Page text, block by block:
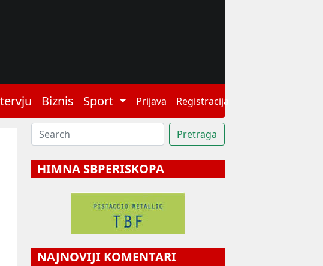
Biznis Sport Prijava Registracija
HIMNA SBPERISKOPA
NAJNOVIJI KOMENTARI